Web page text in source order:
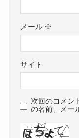
メール ※
サイト
次回のコメン
の名前、メー